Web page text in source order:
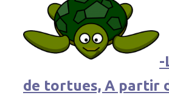
-
de tortues, A partir